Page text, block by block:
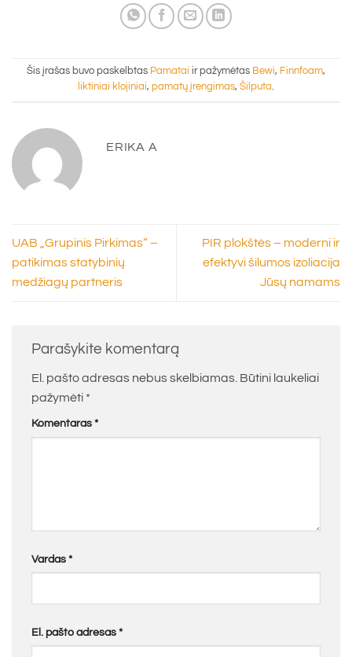
Šis įrašas buvo paskelbtas Pamatai ir pažymėtas Bewi, Finnfoam,
liktiniai klojiniai, pamatų įrengimas, Šilputa.
ERIKA A
UAB „Grupinis Pirkimas“ –
patikimas statybinių
medžiagų partneris
PIR plokštės – moderni ir
efektyvi šilumos izoliacija
Jūsų namams
Parašykite komentarą
El. pašto adresas nebus skelbiamas. Būtini laukeliai
pažymėti *
Komentaras *
Vardas *
El. pašto adresas *